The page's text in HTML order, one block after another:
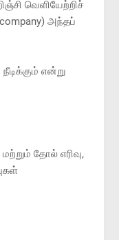
வெளியேற்றிச்
அந்தப்
என்று
தோல் எரிவு,